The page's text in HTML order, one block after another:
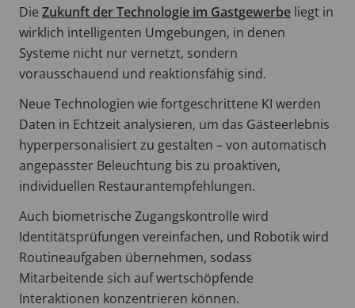
Die Zukunft der Technologie im Gastgewerbe liegt in
wirklich intelligenten Umgebungen, in denen
Systeme nicht nur vernetzt, sondern
vorausschauend und reaktionsfähig sind.
Neue Technologien wie fortgeschrittene KI werden
Daten in Echtzeit analysieren, um das Gästeerlebnis
hyperpersonalisiert zu gestalten – von automatisch
angepasster Beleuchtung bis zu proaktiven,
individuellen Restaurantempfehlungen.
Auch biometrische Zugangskontrolle wird
Identitätsprüfungen vereinfachen, und Robotik wird
Routineaufgaben übernehmen, sodass
Mitarbeitende sich auf wertschöpfende
Interaktionen konzentrieren können.